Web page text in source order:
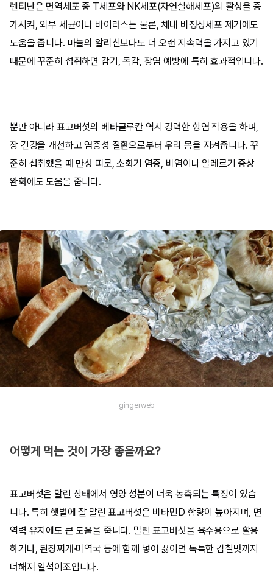
렌티난은 면역세포 중 T세포와 NK세포(자연살해세포)의 활성을 증
가시켜, 외부 세균이나 바이러스는 물론, 체내 비정상세포 제거에도
도움을 줍니다. 마늘의 알리신보다도 더 오랜 지속력을 가지고 있기
때문에 꾸준히 섭취하면 감기, 독감, 장염 예방에 특히 효과적입니다.
뿐만 아니라 표고버섯의 베타글루칸 역시 강력한 항염 작용을 하며,
장 건강을 개선하고 염증성 질환으로부터 우리 몸을 지켜줍니다. 꾸
준히 섭취했을 때 만성 피로, 소화기 염증, 비염이나 알레르기 증상
완화에도 도움을 줍니다.
gingerweb
어떻게 먹는 것이 가장 좋을까요?
표고버섯은 말린 상태에서 영양 성분이 더욱 농축되는 특징이 있습
니다. 특히 햇볕에 잘 말린 표고버섯은 비타민D 함량이 높아지며, 면
역력 유지에도 큰 도움을 줍니다. 말린 표고버섯을 육수용으로 활용
하거나, 된장찌개·미역국 등에 함께 넣어 끓이면 독특한 감칠맛까지
더해져 일석이조입니다.